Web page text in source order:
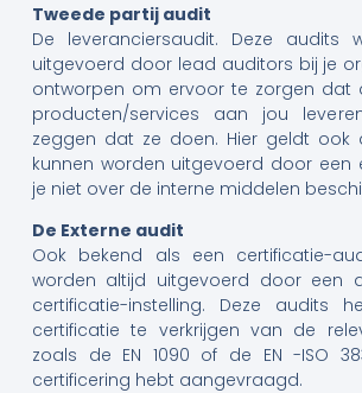
Tweede partij audit
De leveranciersaudit. Deze audits
uitgevoerd door lead auditors bij je
ontworpen om ervoor te zorgen dat
producten/services aan jou
zeggen dat ze doen. Hier geldt ook
kunnen worden uitgevoerd door een
je niet over de interne middelen
De Externe audit
Ook bekend als een certificatie-
worden altijd uitgevoerd door een
certificatie-instelling. Deze audits
certificatie te verkrijgen van de
zoals de EN 1090 of de EN -ISO
certificering hebt aangevraagd.